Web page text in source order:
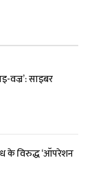
वज्र’: साइबर
के विरुद्ध ‘ऑपरेशन